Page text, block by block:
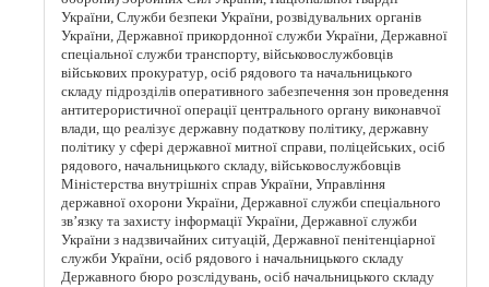
України, Служби безпеки України, розвідувальних органів
України, Державної прикордонної служби України, Державної
спеціальної служби транспорту, військовослужбовців
військових прокуратур, осіб рядового та начальницького
складу підрозділів оперативного забезпечення зон проведення
антитерористичної операції центрального органу виконавчої
влади, що реалізує державну податкову політику, державну
політику у сфері державної митної справи, поліцейських, осіб
рядового, начальницького складу, військовослужбовців
Міністерства внутрішніх справ України, Управління
державної охорони України, Державної служби спеціального
зв’язку та захисту інформації України, Державної служби
України з надзвичайних ситуацій, Державної пенітенціарної
служби України, осіб рядового і начальницького складу
Державного бюро розслідувань, осіб начальницького складу